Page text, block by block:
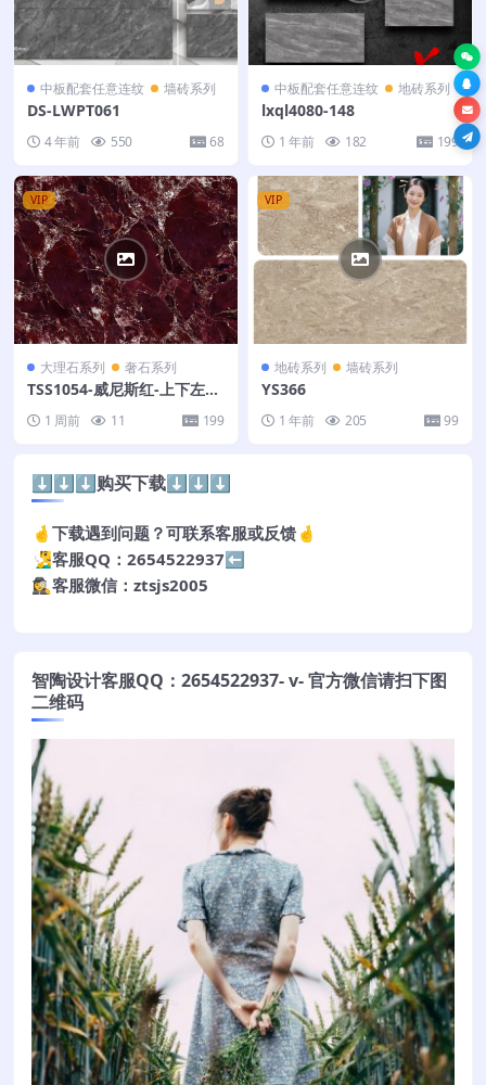
中板配套任意连纹 墙砖系列
DS-LWPT061
4 年前 550 68
中板配套任意连纹 地砖系列
lxql4080-148
1 年前 182 199
VIP
大理石系列 奢石系列
TSS1054-威尼斯红-上下左右
1 周前 11 199
VIP
地砖系列 墙砖系列
YS366
1 年前 205 99
⬇️⬇️⬇️购买下载⬇️⬇️⬇️
🤞下载遇到问题？可联系客服或反馈🤞
🧏‍♂️客服QQ：2654522937⬅️
🕵️‍♀️客服微信：ztsjs2005
智陶设计客服QQ：2654522937- v- 官方微信请扫下图
二维码